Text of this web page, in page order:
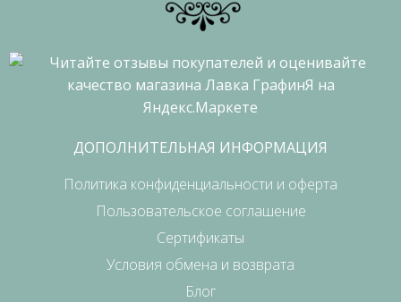
ДОПОЛНИТЕЛЬНАЯ ИНФОРМАЦИЯ
Политика конфиденциальности и оферта
Пользовательское соглашение
Сертификаты
Условия обмена и возврата
Блог